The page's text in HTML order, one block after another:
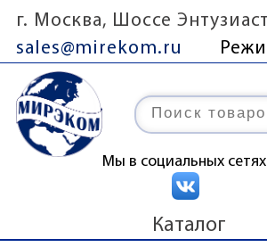
г. Москва, Шоссе
sales@mirekom.ru
Мы в социальных
Каталог